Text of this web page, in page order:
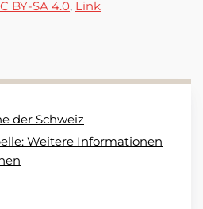
BY-SA 4.0, Link
der Schweiz
Weitere Informationen